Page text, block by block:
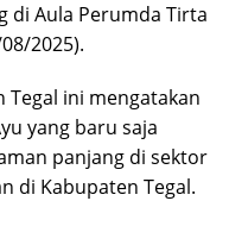
di Aula Perumda Tirta
2025).
ini mengatakan
yang baru saja
panjang di sektor
di Kabupaten Tegal.